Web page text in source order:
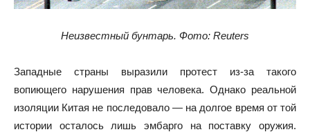
Неизвестный бунтарь. Фото: Reuters
Западные страны выразили протест из-за такого
вопиющего нарушения прав человека. Однако реальной
изоляции Китая не последовало — на долгое время от той
истории осталось лишь эмбарго на поставку оружия.